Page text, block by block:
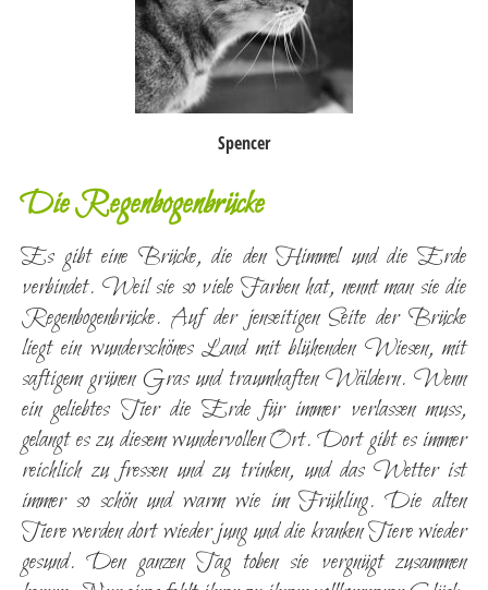
Spencer
Die Regenbogenbrücke
Es gibt eine Brücke, die den Himmel und die Erde
verbindet. Weil sie so viele Farben hat, nennt man sie die
Regenbogenbrücke. Auf der jenseitigen Seite der Brücke
liegt ein wunderschönes Land mit blühenden Wiesen, mit
saftigem grünen Gras und traumhaften Wäldern. Wenn
ein geliebtes Tier die Erde für immer verlassen muss,
gelangt es zu diesem wundervollen Ort. Dort gibt es immer
reichlich zu fressen und zu trinken, und das Wetter ist
immer so schön und warm wie im Frühling. Die alten
Tiere werden dort wieder jung und die kranken Tiere wieder
gesund. Den ganzen Tag toben sie vergnügt zusammen